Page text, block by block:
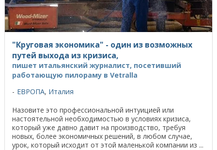
"Круговая экономика" - один из возможных
путей выхода из кризиса,
пишет итальянский журналист, посетивший
работающую пилораму в Vetralla
ЕВРОПА, Италия
Назовите это профессиональной интуицией или
настоятельной необходимостью в условиях кризиса,
который уже давно давит на производство, требуя
новых, более экономичных решений, в любом случае,
урок, который исходит от этой маленькой компании из ...